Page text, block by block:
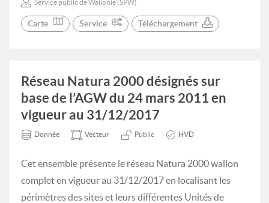
Service public de Wallonie (SPW)
Carte Service Téléchargement
Réseau Natura 2000 désignés sur
base de l’AGW du 24 mars 2011 en
vigueur au 31/12/2017
Donnée Vecteur Public HVD
Cet ensemble présente le réseau Natura 2000 wallon
complet en vigueur au 31/12/2017 en localisant les
périmètres des sites et leurs différentes Unités de